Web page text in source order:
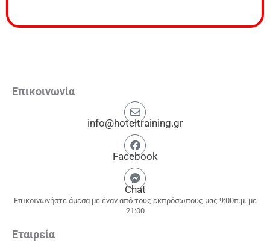
Επικοινωνία
info@hoteltraining.gr
Facebook
Chat
Επικοινωνήστε άμεσα με έναν από τους εκπρόσωπους μας 9:00π.μ. με
21:00
Εταιρεία